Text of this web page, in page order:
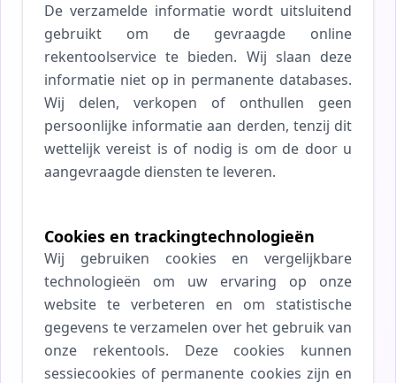
De verzamelde informatie wordt uitsluitend
gebruikt om de gevraagde online
rekentoolservice te bieden. Wij slaan deze
informatie niet op in permanente databases.
Wij delen, verkopen of onthullen geen
persoonlijke informatie aan derden, tenzij dit
wettelijk vereist is of nodig is om de door u
aangevraagde diensten te leveren.
Cookies en trackingtechnologieën
Wij gebruiken cookies en vergelijkbare
technologieën om uw ervaring op onze
website te verbeteren en om statistische
gegevens te verzamelen over het gebruik van
onze rekentools. Deze cookies kunnen
sessiecookies of permanente cookies zijn en